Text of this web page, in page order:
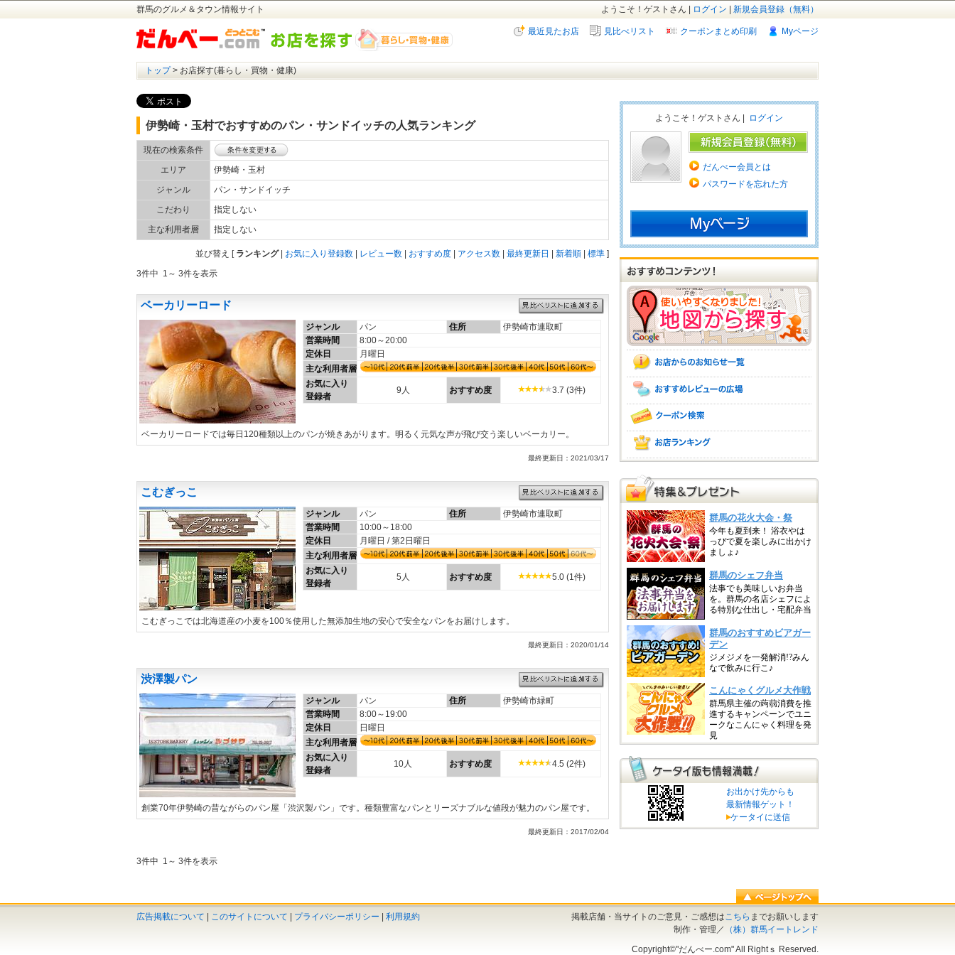
群馬のグルメ＆タウン情報サイト 新規会員登録（無料）
ログイン
ようこそ！ゲストさん |
Myページ
クーポンまとめ印刷
見比べリスト
最近見たお店
トップ> お店探す(暮らし・買物・健康)
伊勢崎・玉村でおすすめのパン・サンドイッチの人気ランキング
現在の検索条件
エリア
伊勢崎・玉村
ジャンル
パン・サンドイッチ
こだわり
指定しない
主な利用者層
指定しない
]
標準
新着順
最終更新日
アクセス数
おすすめ度
レビュー数
お気に入り登録数
ランキング|
[
並び替え
3件中 1～ 3件を表示
ベーカリーロード
ジャンル パン 住所
伊勢崎市連取町
営業時間
8:00～20:00
定休日
月曜日
主な利用者層
お気に入り
登録者
9人 おすすめ度 3.7 (3件)
ベーカリーロードでは毎日120種類以上のパンが焼きあがります。明るく元気な声が飛び交う楽しいベーカリー。
最終更新日：2021/03/17
こむぎっこ
ジャンル パン 住所
伊勢崎市連取町
営業時間
10:00～18:00
定休日
月曜日 / 第2日曜日
主な利用者層
お気に入り
登録者
5人 おすすめ度 5.0 (1件)
こむぎっこでは北海道産の小麦を100％使用した無添加生地の安心で安全なパンをお届けします。
最終更新日：2020/01/14
渋澤製パン
ジャンル パン 住所
伊勢崎市緑町
営業時間
8:00～19:00
定休日
日曜日
主な利用者層
お気に入り
登録者
10人 おすすめ度 4.5 (2件)
創業70年伊勢崎の昔ながらのパン屋「渋沢製パン」です。種類豊富なパンとリーズナブルな値段が魅力のパン屋です。
最終更新日：2017/02/04
3件中 1～ 3件を表示
ようこそ！ゲストさん | ログイン
だんべー会員とは
パスワードを忘れた方
お出かけ先からも
最新情報ゲット！
ケータイに送信
広告掲載について このサイトについて プライバシーポリシー 利用規約 掲載店舗・当サイトのご意見・ご感想はこちら までお願いします
制作・管理／
（株）群馬イートレンド
Copyright©"だんべー.com" All Rightｓ Reserved.